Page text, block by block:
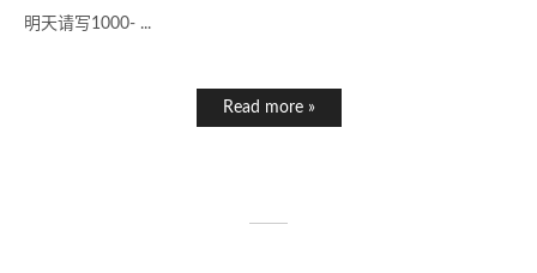
明天请写1000- ...
Read more »